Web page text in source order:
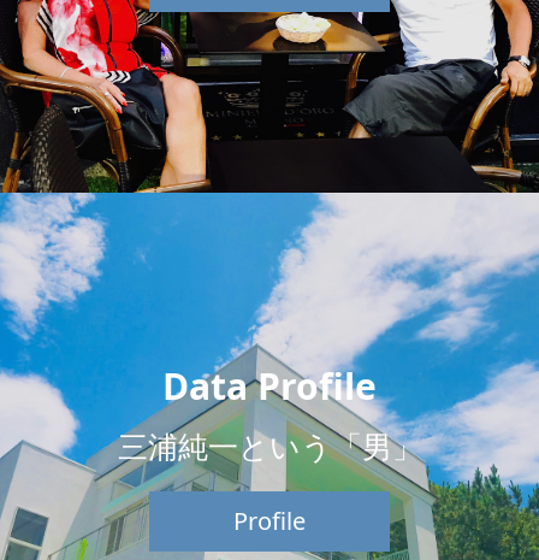
Data Profile
三浦純一という「男」
Profile